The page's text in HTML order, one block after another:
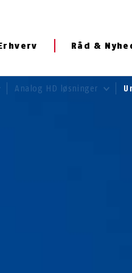
Råd &
Analog HD løsninger